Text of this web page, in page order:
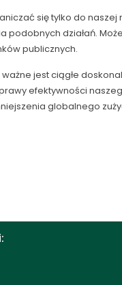
się tylko do
działań.
publicznych.
jest ciągłe
efektywności
globalnego